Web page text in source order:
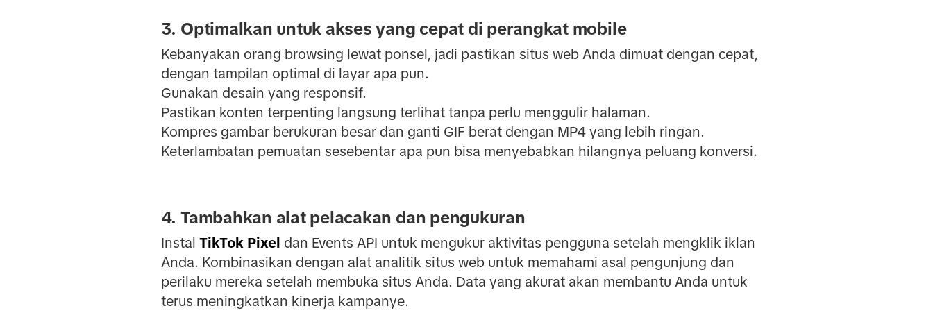
3. Optimalkan untuk akses yang cepat di perangkat mobile
Kebanyakan orang browsing lewat ponsel, jadi pastikan situs web Anda dimuat dengan cepat,
dengan tampilan optimal di layar apa pun.
Gunakan desain yang responsif.
Pastikan konten terpenting langsung terlihat tanpa perlu menggulir halaman.
Kompres gambar berukuran besar dan ganti GIF berat dengan MP4 yang lebih ringan.
Keterlambatan pemuatan sesebentar apa pun bisa menyebabkan hilangnya peluang konversi.
4. Tambahkan alat pelacakan dan pengukuran
Instal TikTok Pixel dan Events API untuk mengukur aktivitas pengguna setelah mengklik iklan
Anda. Kombinasikan dengan alat analitik situs web untuk memahami asal pengunjung dan
perilaku mereka setelah membuka situs Anda. Data yang akurat akan membantu Anda untuk
terus meningkatkan kinerja kampanye.